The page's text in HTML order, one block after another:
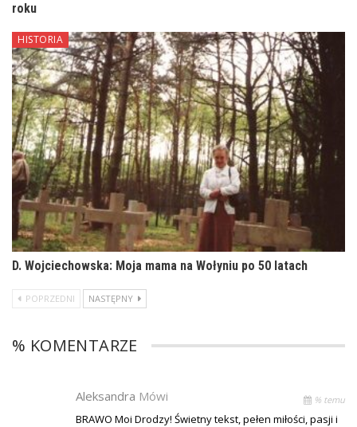
roku
HISTORIA
D. Wojciechowska: Moja mama na Wołyniu po 50 latach
POPRZEDNI NASTĘPNY
% KOMENTARZE
Aleksandra Mówi % temu
BRAWO Moi Drodzy! Świetny tekst, pełen miłości, pasji i